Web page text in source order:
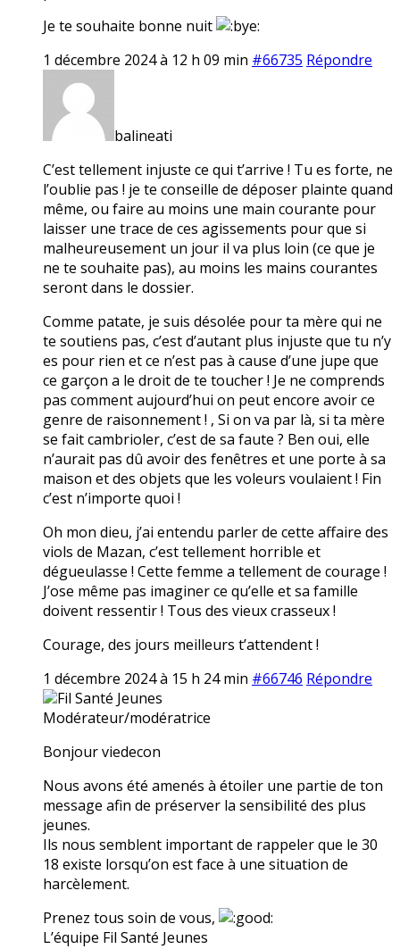
Je te souhaite bonne nuit
1 décembre 2024 à 12 h 09 min #66735 Répondre
balineati
C’est tellement injuste ce qui t’arrive ! Tu es forte, ne
l’oublie pas ! je te conseille de déposer plainte quand
même, ou faire au moins une main courante pour
laisser une trace de ces agissements pour que si
malheureusement un jour il va plus loin (ce que je
ne te souhaite pas), au moins les mains courantes
seront dans le dossier.
Comme patate, je suis désolée pour ta mère qui ne
te soutiens pas, c’est d’autant plus injuste que tu n’y
es pour rien et ce n’est pas à cause d’une jupe que
ce garçon a le droit de te toucher ! Je ne comprends
pas comment aujourd’hui on peut encore avoir ce
genre de raisonnement ! , Si on va par là, si ta mère
se fait cambrioler, c’est de sa faute ? Ben oui, elle
n’aurait pas dû avoir des fenêtres et une porte à sa
maison et des objets que les voleurs voulaient ! Fin
c’est n’importe quoi !
Oh mon dieu, j’ai entendu parler de cette affaire des
viols de Mazan, c’est tellement horrible et
dégueulasse ! Cette femme a tellement de courage !
J’ose même pas imaginer ce qu’elle et sa famille
doivent ressentir ! Tous des vieux crasseux !
Courage, des jours meilleurs t’attendent !
1 décembre 2024 à 15 h 24 min #66746 Répondre
Fil Santé Jeunes
Modérateur/modératrice
Bonjour viedecon
Nous avons été amenés à étoiler une partie de ton
message afin de préserver la sensibilité des plus
jeunes.
Ils nous semblent important de rappeler que le 30
18 existe lorsqu’on est face à une situation de
harcèlement.
Prenez tous soin de vous,
L’équipe Fil Santé Jeunes